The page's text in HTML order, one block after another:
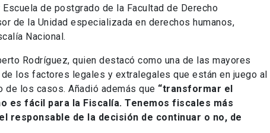
de postgrado de la Facultad de Derecho
de la Unidad especializada en derechos humanos,
Nacional.
Rodríguez, quien destacó como una de las mayores
los factores legales y extralegales que están en juego al
los casos. Añadió además que “transformar el
es fácil para la Fiscalía. Tenemos fiscales más
responsable de la decisión de continuar o no, de